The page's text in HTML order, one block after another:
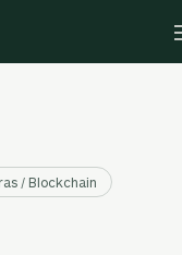
/ Blockchain